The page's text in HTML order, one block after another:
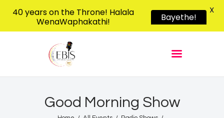
Good Morning Show
EBIS RADIO
Home
Shows
40 years on the Throne! Halala
WenaWaphakathi!
Bayethe!
X